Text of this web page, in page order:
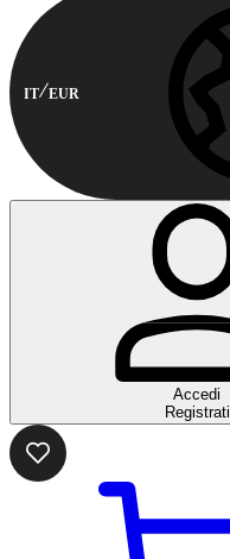
IT EUR
Accedi
Registrati